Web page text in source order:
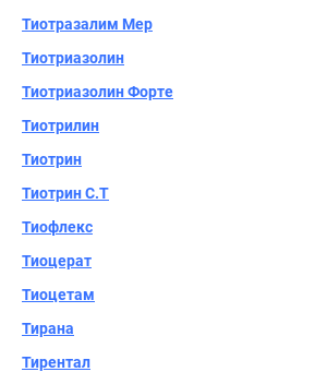
Тиотразалим Мер
Тиотриазолин
Тиотриазолин Форте
Тиотрилин
Тиотрин
Тиотрин С.Т
Тиофлекс
Тиоцерат
Тиоцетам
Тирана
Тирентал